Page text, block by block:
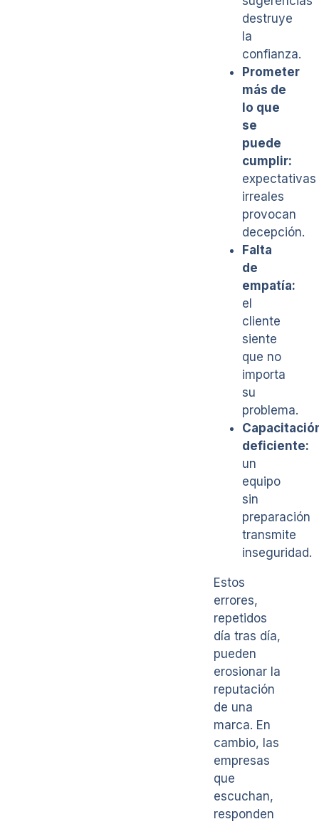
destruye
la
confianza.
Prometer
más de
lo que
se
puede
cumplir:
expectativas
irreales
provocan
decepción.
Falta
de
empatía:
el
cliente
siente
que no
importa
su
problema.
deficiente:
un
equipo
sin
preparación
transmite
inseguridad.
Estos
errores,
repetidos
día tras día,
pueden
erosionar la
reputación
de una
marca. En
cambio, las
empresas
que
escuchan,
responden